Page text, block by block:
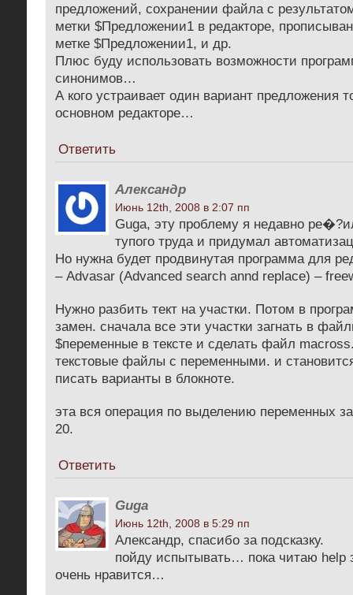
предложений, сохранении файла с
метки $Предложении1 в редакторе,
метке $Предложении1, и др.
Плюс буду использовать возможности
синонимов…
А кого устраивает один вариант предложения
основном редакторе…
Ответить
Александр
Июнь 12th, 2008 в 2:07 пп
Guga, эту проблему я недавно
тупого труда и придумал
Но нужна будет продвинутая программа для
– Advasar (Advanced search annd replace) –
Нужно разбить тект на участки. Потом в
замен. сначала все эти участки загнать в
$переменные в тексте и сделать файл
текстовые файлы с переменными. и
писать варианты в блокноте.
эта вся операция по выделению переменных
20.
Ответить
Guga
Июнь 12th, 2008 в 5:29 пп
Александр, спасибо за подсказку.
пойду испытывать… пока читаю help
очень нравится…